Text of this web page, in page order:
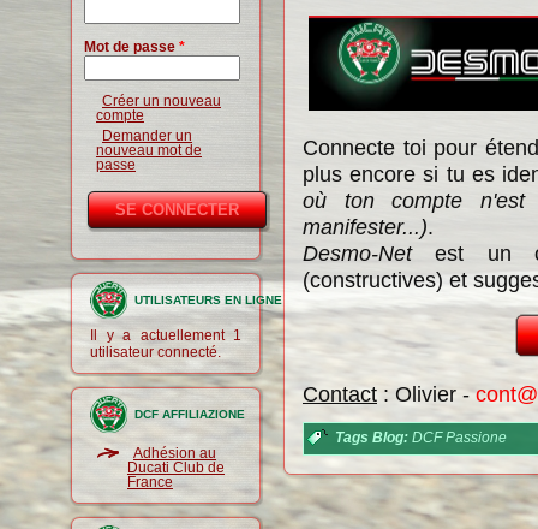
Mot de passe *
Créer un nouveau
compte
Demander un
nouveau mot de
passe
UTILISATEURS EN LIGNE
Il y a actuellement 1
utilisateur connecté.
DCF AFFILIAZIONE
Adhésion au
Ducati Club de
France
Connecte toi pour
plus encore si tu es
où ton compte
manifester...).
Desmo-Netest un
(constructives) et
Contact : Olivier -
Tags Blog: DCF Passione